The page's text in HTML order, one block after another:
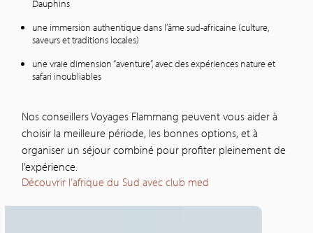
Dauphins
une immersion authentique dans l’âme sud-africaine (culture,
saveurs et traditions locales)
une vraie dimension “aventure”, avec des expériences nature et
safari inoubliables
Nos conseillers Voyages Flammang peuvent vous aider à
choisir la meilleure période, les bonnes options, et à
organiser un séjour combiné pour profiter pleinement de
l’expérience.
Découvrir l’afrique du Sud avec club med